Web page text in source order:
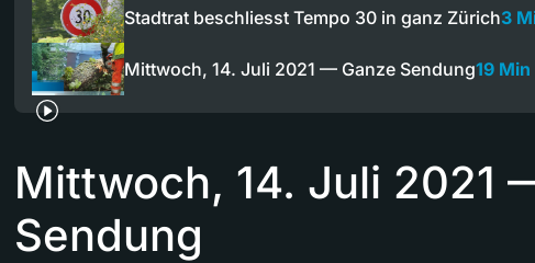
Stadtrat beschliesst Tempo 30 in ganz Zürich3
Mittwoch, 14. Juli 2021 — Ganze Sendung19 Min
Mittwoch, 14. Juli 2021
Sendung